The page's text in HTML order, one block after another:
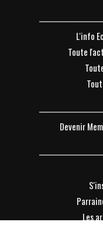
L'info
Toute
Devenir
Les